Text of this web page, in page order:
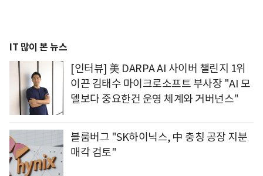
IT 많이 본 뉴스
[인터뷰] 美 DARPA AI 사이버 챌린지 1위
이끈 김태수 마이크로소프트 부사장 "AI 모
델보다 중요한건 운영 체계와 거버넌스"
블룸버그 "SK하이닉스, 中 충칭 공장 지분
매각 검토"